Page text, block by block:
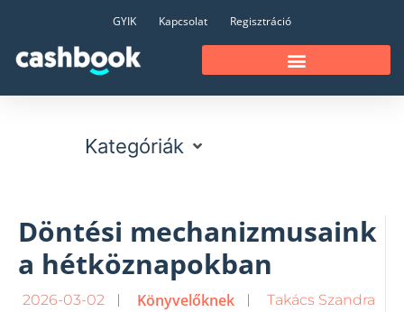
GYIK Kapcsolat Regisztráció
Kategóriák
Döntési mechanizmusaink
a hétköznapokban
2026-03-02 Könyvelőknek Takács Szandra